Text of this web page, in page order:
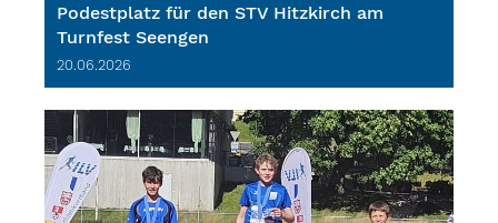
Podestplatz für den STV Hitzkirch am
Turnfest Seengen
20.06.2026